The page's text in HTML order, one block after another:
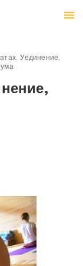
Уединение,